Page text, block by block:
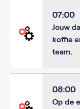
07:00
Jouw
koffie
team.
08:00
Op de